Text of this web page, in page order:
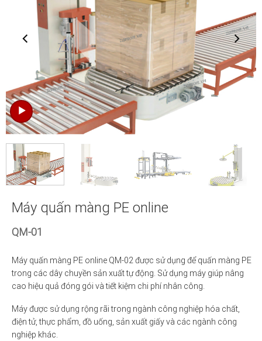
Máy quấn màng PE online
QM-01
Máy quấn màng PE online QM-02 được sử dụng để quấn màng PE
trong các dây chuyền sản xuất tự động. Sử dụng máy giúp nâng
cao hiệu quả đóng gói và tiết kiệm chi phí nhân công.
Máy được sử dụng rộng rãi trong ngành công nghiệp hóa chất,
điện tử, thực phẩm, đồ uống, sản xuất giấy và các ngành công
nghiệp khác.